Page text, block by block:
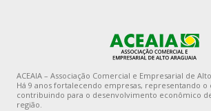
ACEAIA – Associação Comercial e Empresarial de
Há 9 anos fortalecendo empresas, representando o
contribuindo para o desenvolvimento econômico
região.